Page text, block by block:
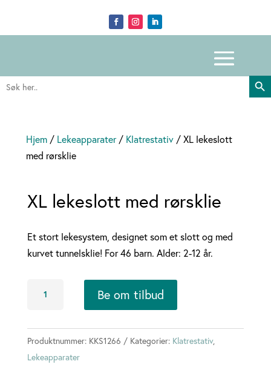
Search
for:
Search
Hjem/ Lekeapparater/ Klatrestativ/ XL lekeslott
med rørsklie
XL lekeslott med rørsklie
Et stort lekesystem, designet som et slott og med
kurvet tunnelsklie! For 46 barn. Alder: 2-12 år.
rørsklie
antall
Be om tilbud
Produktnummer: KKS1266 Kategorier: Klatrestativ,
Lekeapparater